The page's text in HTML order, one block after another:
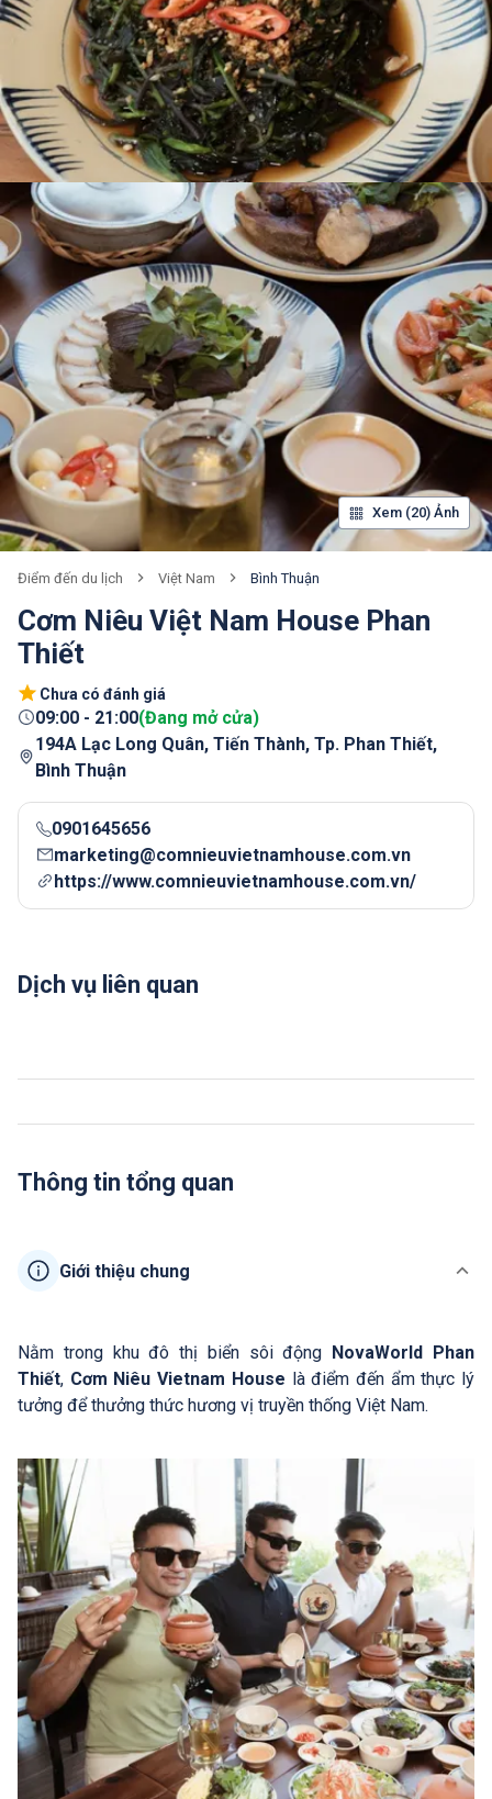
Xem (20) Ảnh
Điểm đến du lịch Việt Nam Bình Thuận
Cơm Niêu Việt Nam House Phan
Thiết
Chưa có đánh giá
09:00 - 21:00(Đang mở cửa)
194A Lạc Long Quân, Tiến Thành, Tp. Phan Thiết,
Bình Thuận
0901645656
marketing@comnieuvietnamhouse.com.vn
https://www.comnieuvietnamhouse.com.vn/
Dịch vụ liên quan
Thông tin tổng quan
Giới thiệu chung
Nằm trong khu đô thị biển sôi động NovaWorld Phan
Thiết, Cơm Niêu Vietnam House là điểm đến ẩm thực lý
tưởng để thưởng thức hương vị truyền thống Việt Nam.